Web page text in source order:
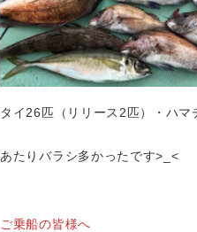
タイ26匹（リリース2匹）・ハ
あたりバラシ多かったです>_<
ご乗船の皆様へ